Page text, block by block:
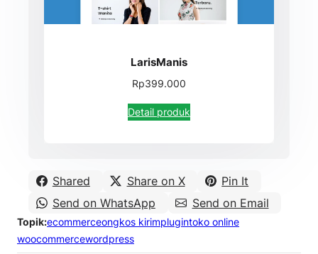
LarisManis
Rp399.000
Detail produk
Shared Share on X
Pin It
Send on WhatsApp
Send on Email
Topik:ecommerceongkos kirimplugintoko online
woocommercewordpress